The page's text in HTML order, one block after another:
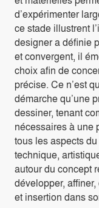
d’expérimenter
ce stade illustrent
designer a définie
et convergent, il
choix afin de
précise. Ce n’est
démarche qu’une
dessiner, tenant
nécessaires à une
tous les aspects
technique,
autour du concept
développer,
et insertion dans